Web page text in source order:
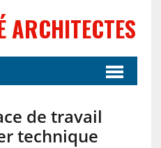
ARCHITECTES
de travail
technique